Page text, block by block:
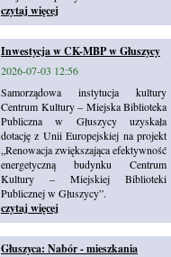
czytaj więcej
Inwestycja w CK-MBP w Głuszycy
2026-07-03 12:56
Samorządowa instytucja kultury
Centrum Kultury – Miejska Biblioteka
Publiczna w Głuszycy uzyskała
dotację z Unii Europejskiej na projekt
„Renowacja zwiększająca efektywność
energetyczną budynku Centrum
Kultury – Miejskiej Biblioteki
Publicznej w Głuszycy”.
czytaj więcej
Głuszyca: Nabór - mieszkania